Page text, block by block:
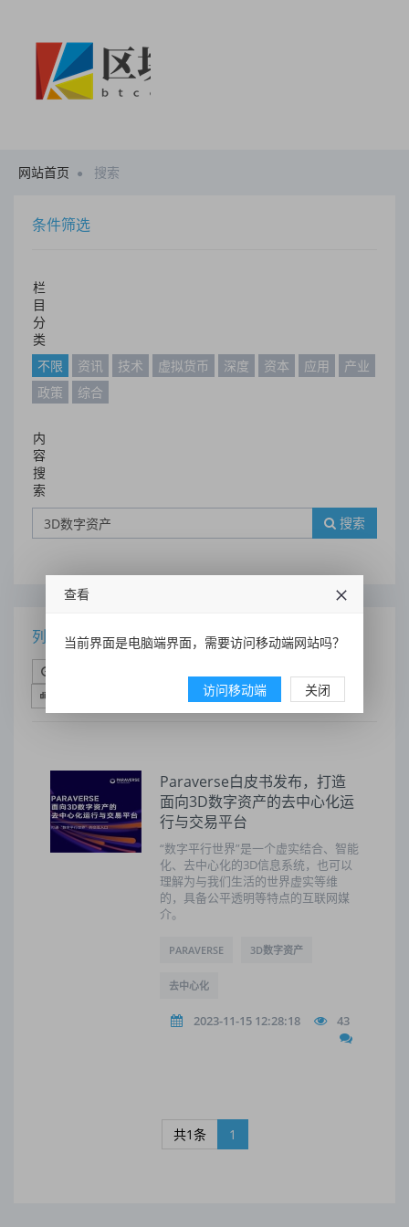
网站首页 搜索
条件筛选
栏
目
分
类
不限
资讯 技术 虚拟货币 深度 资本 应用
产业
政策
综合
内
容
搜
索
搜索
列表
Paraverse白皮书发布，打造
面向3D数字资产的去中心化运
行与交易平台
“数字平行世界”是一个虚实结合、智能
化、去中心化的3D信息系统，也可以
理解为与我们生活的世界虚实等维
的，具备公平透明等特点的互联网媒
介。
PARAVERSE 3D数字资产
去中心化
2023-11-15 12:28:18 43
共1条 1
查看
当前界面是电脑端界面，需要访问移动端网站吗？
访问移动端 关闭